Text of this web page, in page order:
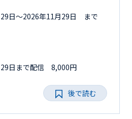
日〜2026年11月29日 まで
日まで配信 8,000円
後で読む